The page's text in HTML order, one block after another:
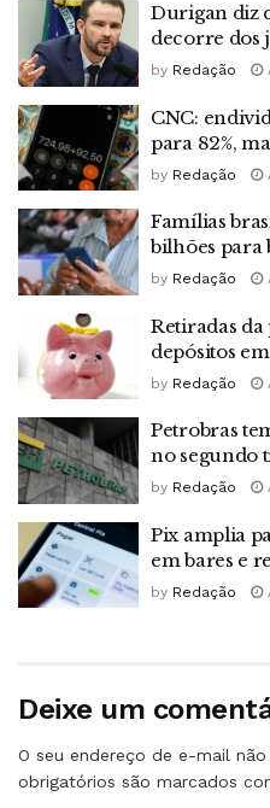
Durigan diz
decorre dos
by Redação
CNC:
para 82%,
by Redação
Famílias
bilhões para
by Redação
Retiradas
depósitos
by Redação
Petrobras
no segundo
by Redação
Pix amplia
em bares e
by Redação
Deixe um
O seu endereço de e-mail
obrigatórios são marcados